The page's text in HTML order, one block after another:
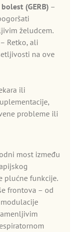
(GERB) –
želudcem.
– Retko, ali
na ove
ili
probleme ili
most između
plućne funkcije.
frontova – od